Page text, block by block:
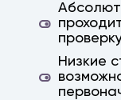
Низкие